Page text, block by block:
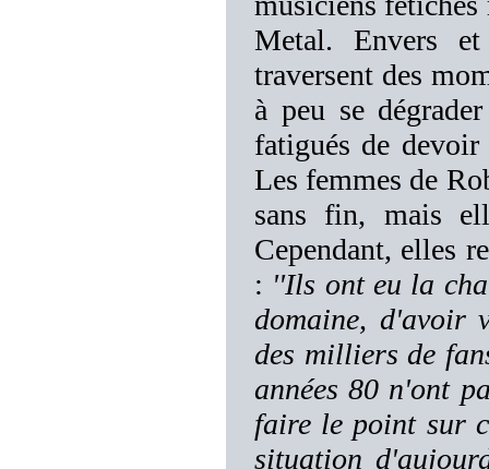
Metal. Envers
traversent des
à peu se
fatigués de
Les femmes de
sans fin, mais
Cependant, elles
: ''Ils ont eu la
domaine, d'avoir
des milliers de
années 80 n'ont
faire le point sur
situation